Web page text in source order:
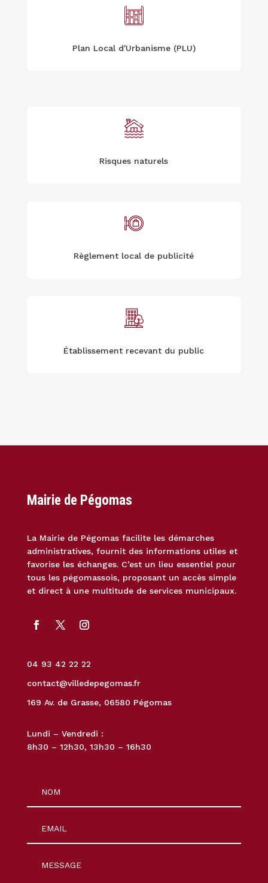
Plan Local d'Urbanisme (PLU)
Risques naturels
Règlement local de publicité
Établissement recevant du public
Mairie de Pégomas
La Mairie de Pégomas facilite les démarches
administratives, fournit des informations utiles et
favorise les échanges. C’est un lieu essentiel pour
tous les pégomassois, proposant un accès simple
et direct à une multitude de services municipaux.
04 93 42 22 22
contact@villedepegomas.fr
169 Av. de Grasse, 06580 Pégomas
Lundi – Vendredi :
8h30 – 12h30, 13h30 – 16h30